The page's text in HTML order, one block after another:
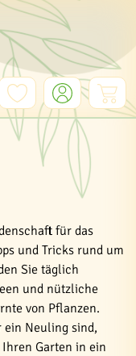
für das
und Tricks rund um
Sie täglich
und nützliche
von Pflanzen.
ein Neuling sind,
Garten in ein